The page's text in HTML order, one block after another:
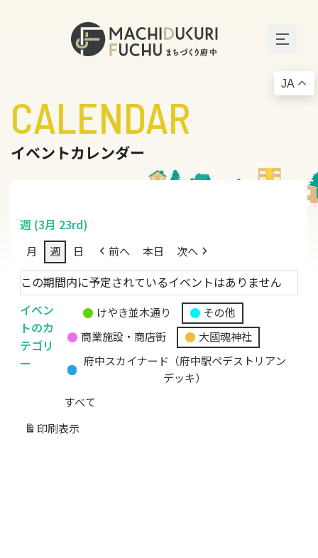
CALENDAR
イベントカレンダー
週 (3月 23rd)
月 週 日 前へ 本日 次へ
この期間内に予定されているイベントはありません
イベン
トのカ
テゴリ
ー
題
カ
ゴ
リ
けやき並木通り
その他
商業施設・商店街
大國魂神社
府中スカイナード（府中駅ペデストリアン
デッキ）
すべて
印刷 表示
JA